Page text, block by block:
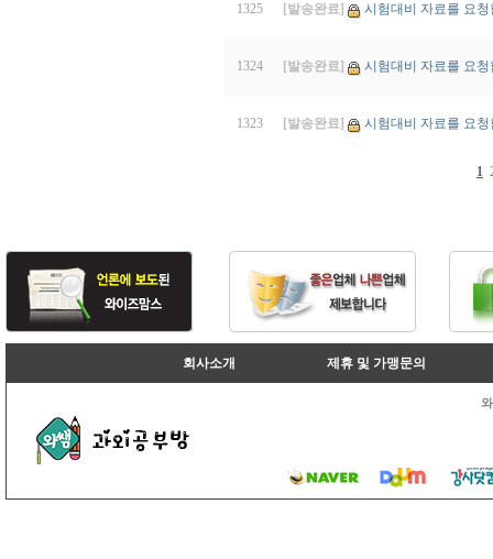
1325 [발송완료] 시험대비 자료를 요
1324 [발송완료] 시험대비 자료를 요청
1323 [발송완료] 시험대비 자료를 요
1
회사소개 제휴 및 가맹문의